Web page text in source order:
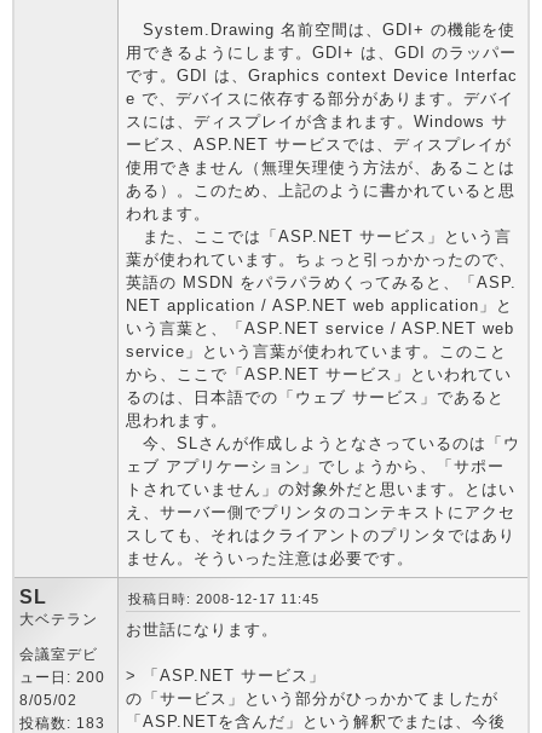
System.Drawing 名前空間は、GDI+ の機能を使
用できるようにします。GDI+ は、GDI のラッパー
です。GDI は、Graphics context Device Interfac
e で、デバイスに依存する部分があります。デバイ
スには、ディスプレイが含まれます。Windows サ
ービス、ASP.NET サービスでは、ディスプレイが
使用できません（無理矢理使う方法が、あることは
ある）。このため、上記のように書かれていると思
われます。
また、ここでは「ASP.NET サービス」という言
葉が使われています。ちょっと引っかかったので、
英語の MSDN をパラパラめくってみると、「ASP.
NET application / ASP.NET web application」と
いう言葉と、「ASP.NET service / ASP.NET web
service」という言葉が使われています。このこと
から、ここで「ASP.NET サービス」といわれてい
るのは、日本語での「ウェブ サービス」であると
思われます。
今、SLさんが作成しようとなさっているのは「ウ
ェブ アプリケーション」でしょうから、「サポー
トされていません」の対象外だと思います。とはい
え、サーバー側でプリンタのコンテキストにアクセ
スしても、それはクライアントのプリンタではあり
ません。そういった注意は必要です。
SL
大ベテラン
会議室デビ
ュー日: 200
8/05/02
投稿数: 183
投稿日時: 2008-12-17 11:45
お世話になります。
> 「ASP.NET サービス」
の「サービス」という部分がひっかかてましたが
「ASP.NETを含んだ」という解釈でまたは、今後